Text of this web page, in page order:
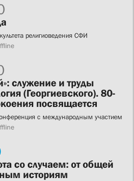
религиоведения СФИ
служение и труды
(Георгиевского). 80-
посвящается
с международным участием
со случаем: от общей
историям